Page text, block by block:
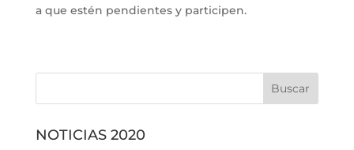
a que estén pendientes y participen.
NOTICIAS 2020